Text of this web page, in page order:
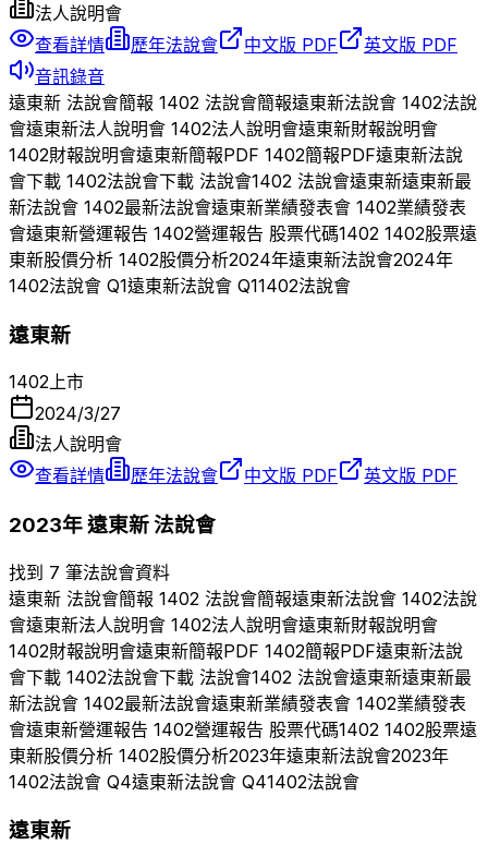
法人說明會
查看詳情
歷年法說會 中文版 PDF
英文版 PDF
音訊錄音
遠東新 法說會簡報 1402 法說會簡報遠東新法說會 1402法說
會遠東新法人說明會 1402法人說明會遠東新財報說明會
1402財報說明會遠東新簡報PDF 1402簡報PDF遠東新法說
會下載 1402法說會下載 法說會1402 法說會遠東新遠東新最
新法說會 1402最新法說會遠東新業績發表會 1402業績發表
會遠東新營運報告 1402營運報告 股票代碼1402 1402股票遠
東新股價分析 1402股價分析2024年遠東新法說會2024年
1402法說會 Q1遠東新法說會 Q11402法說會
遠東新
1402上市
2024/3/27
法人說明會
查看詳情
歷年法說會 中文版 PDF 英文版 PDF
2023年遠東新法說會
找到 7 筆法說會資料
遠東新 法說會簡報 1402 法說會簡報遠東新法說會 1402法說
會遠東新法人說明會 1402法人說明會遠東新財報說明會
1402財報說明會遠東新簡報PDF 1402簡報PDF遠東新法說
會下載 1402法說會下載 法說會1402 法說會遠東新遠東新最
新法說會 1402最新法說會遠東新業績發表會 1402業績發表
會遠東新營運報告 1402營運報告 股票代碼1402 1402股票遠
東新股價分析 1402股價分析2023年遠東新法說會2023年
1402法說會 Q4遠東新法說會 Q41402法說會
遠東新